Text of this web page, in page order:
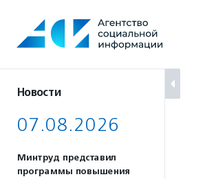
содержанию
Новости
07.08.2026
Минтруд представил
программы повышения